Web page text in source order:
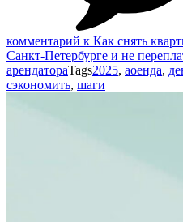
комментарий к Как снять
Санкт-Петербурге и не
арендатораTags2025, аоенда,
сэкономить, шаги